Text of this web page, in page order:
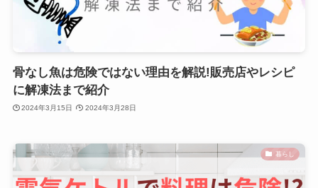
骨なし魚は危険ではない理由を解説!販売店やレシピ
に解凍法まで紹介
2024年3月15日 2024年3月28日
暮らし